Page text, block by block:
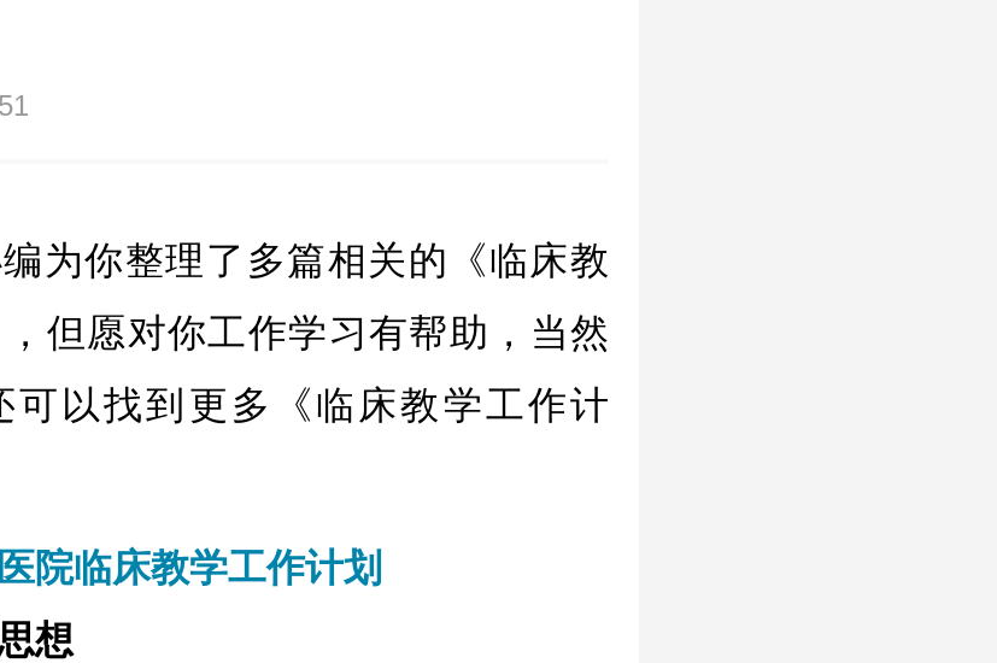
为你整理了多篇相关的《临床教
但愿对你工作学习有帮助，当然
可以找到更多《临床教学工作计
院临床教学工作计划
想